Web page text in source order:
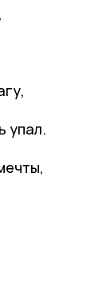
упал.